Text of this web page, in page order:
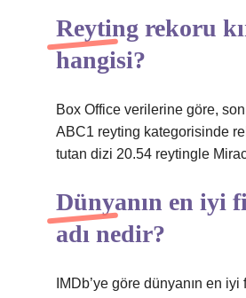
Reyting rekoru
hangisi?
Box Office verilerine göre, son
ABC1 reyting kategorisinde
tutan dizi 20.54 reytingle
Dünyanın en iyi
adı nedir?
IMDb’ye göre dünyanın en